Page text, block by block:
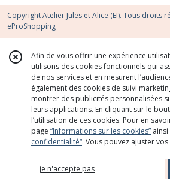
Copyright Atelier Jules et Alice (EI). Tous droits
eProShopping
Afin de vous offrir une expérience
utilisons des cookies fonctionnels qui
de nos services et en mesurent
également des cookies de suivi
montrer des publicités personnalisées
leurs applications. En cliquant sur le
l’utilisation de ces cookies. Pour en
page “Informations sur les cookies”
confidentialité“. Vous pouvez ajuster
je n'accepte pas